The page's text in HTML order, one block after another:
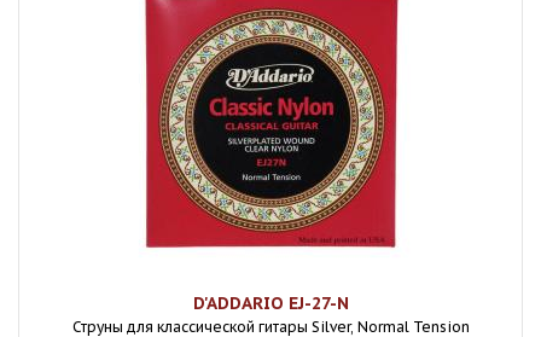
D'ADDARIO EJ-27-N
Струны для классической гитары Silver, Normal Tension